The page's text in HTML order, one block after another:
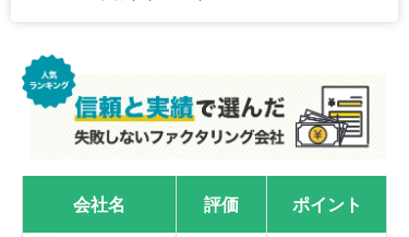
会社名 評価 ポイント